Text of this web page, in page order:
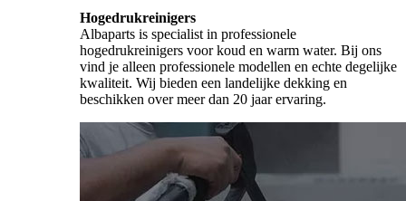
Hogedrukreinigers
Albaparts is specialist in professionele
hogedrukreinigers voor koud en warm water. Bij ons
vind je alleen professionele modellen en echte degelijke
kwaliteit. Wij bieden een landelijke dekking en
beschikken over meer dan 20 jaar ervaring.